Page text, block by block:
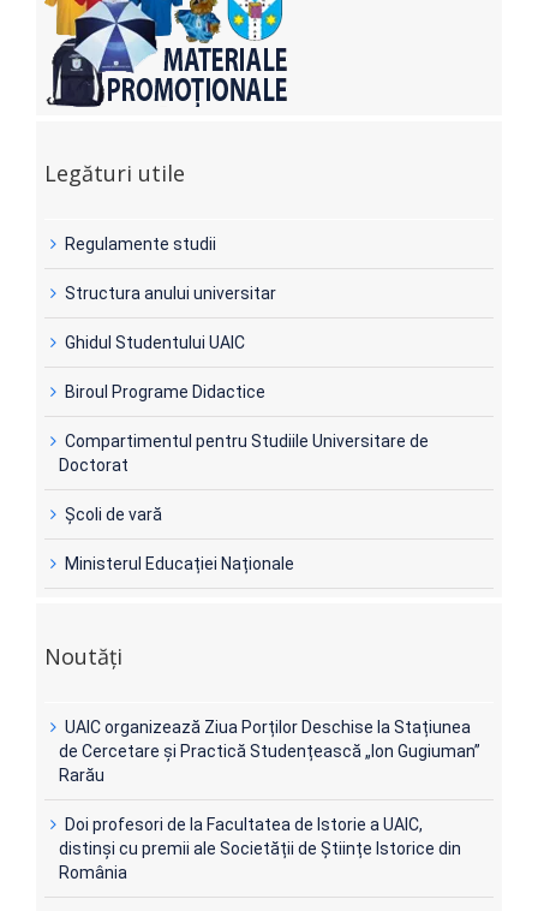
Legături utile
Regulamente studii
Structura anului universitar
Ghidul Studentului UAIC
Biroul Programe Didactice
Compartimentul pentru Studiile Universitare de
Doctorat
Şcoli de vară
Ministerul Educației Naționale
Noutăți
UAIC organizează Ziua Porților Deschise la Stațiunea
de Cercetare și Practică Studențească „Ion Gugiuman”
Rarău
Doi profesori de la Facultatea de Istorie a UAIC,
distinși cu premii ale Societății de Științe Istorice din
România